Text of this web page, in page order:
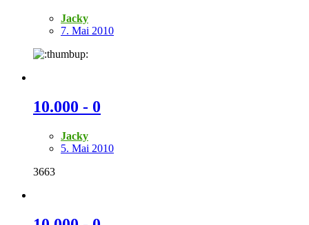
Jacky
7. Mai 2010
10.000 - 0
Jacky
5. Mai 2010
3663